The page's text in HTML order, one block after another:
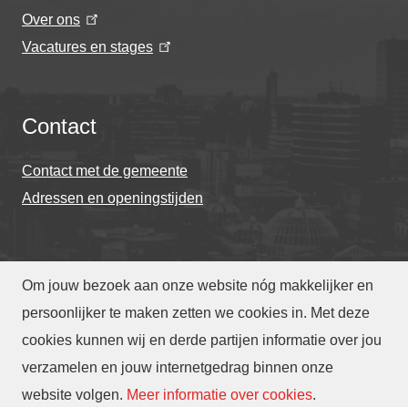
Om jouw bezoek aan onze website nóg makkelijker en
persoonlijker te maken zetten we cookies in. Met deze
cookies kunnen wij en derde partijen informatie over jou
verzamelen en jouw internetgedrag binnen onze
website volgen. Meer informatie over cookies.
Over ons
Vacatures en stages
Contact
Contact met de gemeente
Adressen en openingstijden
© Gemeente Eindhoven 2026
Translate